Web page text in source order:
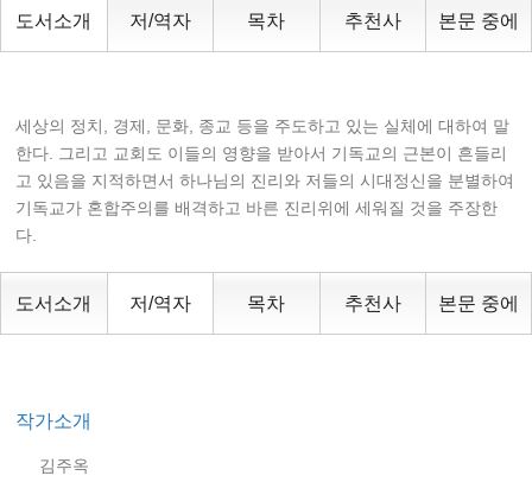
도서소개 저/역자 목차 추천사 본문 중에
세상의 정치, 경제, 문화, 종교 등을 주도하고 있는 실체에 대하여 말
한다. 그리고 교회도 이들의 영향을 받아서 기독교의 근본이 흔들리
고 있음을 지적하면서 하나님의 진리와 저들의 시대정신을 분별하여
기독교가 혼합주의를 배격하고 바른 진리위에 세워질 것을 주장한
다.
도서소개 저/역자 목차 추천사 본문 중에
작가소개
김주옥